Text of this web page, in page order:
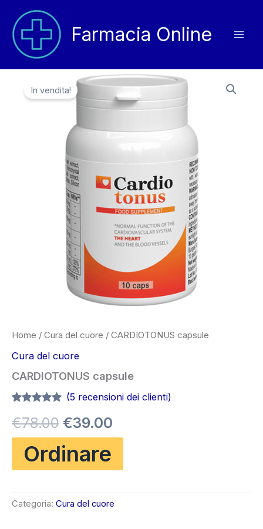
contenuto
Farmacia Online
In vendita!
Home / Cura del cuore / CARDIOTONUS capsule
Cura del cuore
CARDIOTONUS capsule
su 5 su
base di
recensioni
(5recensioni dei clienti)
€78.00 Il
prezzo
originale
€39.00
attuale
Ordinare
Categoria: Cura del cuore